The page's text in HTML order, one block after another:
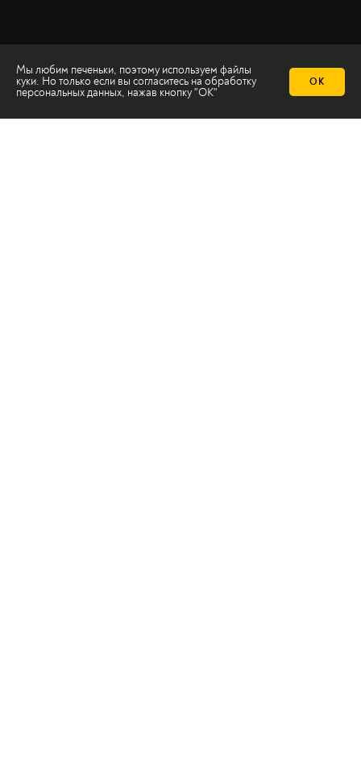
Мы любим печеньки, поэтому используем файлы
куки. Но только если вы согласитесь на обработку
персональных данных, нажав кнопку "ОК"
ОК